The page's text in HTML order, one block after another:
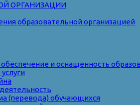
ОРГАНИЗАЦИИ
образовательной организацией
и оснащенность
(перевода) обучающихся